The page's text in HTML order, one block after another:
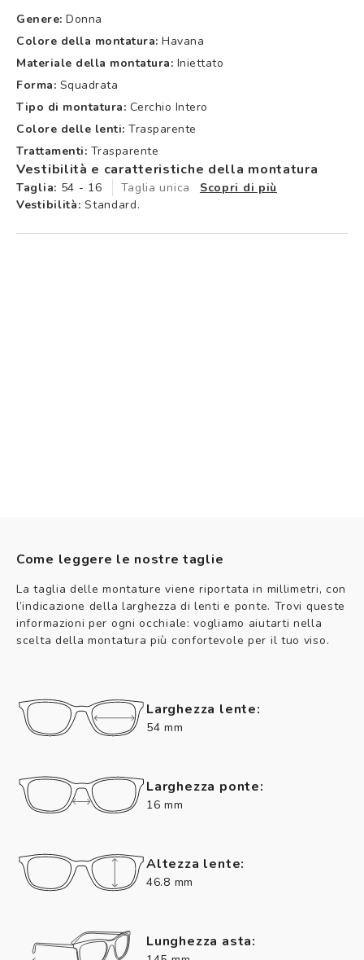
Genere: Donna
Colore della montatura: Havana
Materiale della montatura: Iniettato
Forma: Squadrata
Tipo di montatura: Cerchio Intero
Colore delle lenti: Trasparente
Trattamenti: Trasparente
Vestibilità e caratteristiche della montatura
Taglia: 54 - 16 Taglia unica
Scopri di più
Vestibilità: Standard.
Come leggere le nostre taglie
La taglia delle montature viene riportata in millimetri, con
l’indicazione della larghezza di lenti e ponte. Trovi queste
informazioni per ogni occhiale: vogliamo aiutarti nella
scelta della montatura più confortevole per il tuo viso.
Larghezza lente:
54 mm
Larghezza ponte:
16 mm
Altezza lente:
46.8 mm
Lunghezza asta: